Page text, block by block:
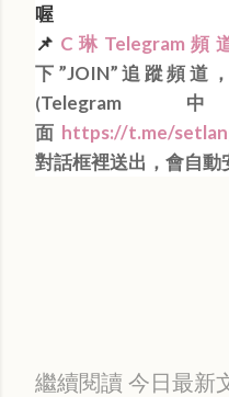
喔
📌 C琳Telegram頻
下”JOIN”追蹤頻道
(
面 https://t.me/
對話框裡送出，會自動
繼續閱讀 今日最新